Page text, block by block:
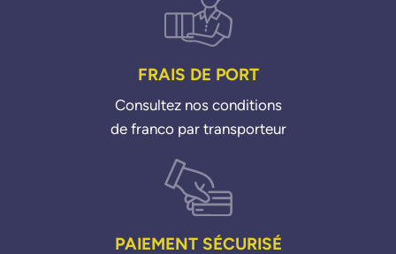
FRAIS DE PORT
Consultez nos conditions
de franco par transporteur
PAIEMENT SÉCURISÉ